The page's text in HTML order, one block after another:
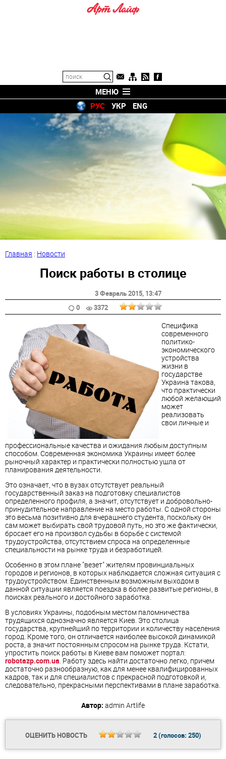
МЕНЮ
РУС
УКР ENG
Главная : Новости
Поиск работы в столице
3 Февраль 2015, 13:47
0
3372
Специфика
современного
политико-
экономического
устройства
жизни в
государстве
Украина такова,
что практически
любой желающий
может
реализовать
свои личные и
профессиональные качества и ожидания любым доступным
способом. Современная экономика Украины имеет более
рыночный характер и практически полностью ушла от
планирования деятельности.
Это означает, что в вузах отсутствует реальный
государственный заказ на подготовку специалистов
определенного профиля, а значит, отсутствует и добровольно-
принудительное направление на место работы. С одной стороны
это весьма позитивно для вчерашнего студента, поскольку он
сам может выбирать свой трудовой путь, но это же фактически,
бросает его на произвол судьбы в борьбе с системой
трудоустройства, отсутствием спроса на определенные
специальности на рынке труда и безработицей.
Особенно в этом плане "везет" жителям провинциальных
городов и регионов, в которых наблюдается сложная ситуация с
трудоустройством. Единственным возможным выходом в
данной ситуации является поездка в более развитые регионы, в
поисках реального и достойного заработка.
В условиях Украины, подобным местом паломничества
трудящихся однозначно является Киев. Это столица
государства, крупнейший по территории и количеству населения
город. Кроме того, он отличается наиболее высокой динамикой
роста, а значит постоянным спросом на рынке труда. Кстати,
упростить поиск работы в Киеве вам поможет портал:
robotazp.com.ua. Работу здесь найти достаточно легко, причем
достаточно разнообразную, как для менее квалифицированных
кадров, так и для специалистов с прекрасной подготовкой и,
следовательно, прекрасными перспективами в плане заработка.
Автор: admin Artlife
ОЦЕНИТЬ НОВОСТЬ 2(голосов: 250)